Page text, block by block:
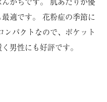
適です。 花粉症の季節に
ンパクトなので、ポケット
男性にも好評です。